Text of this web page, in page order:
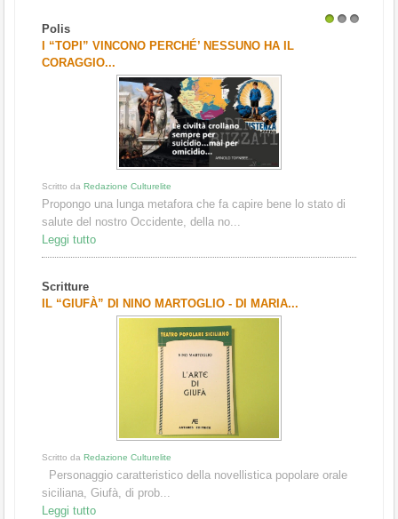
Polis
I “TOPI” VINCONO PERCHÉ’ NESSUNO HA IL
CORAGGIO...
Scritto da Redazione Culturelite
Propongo una lunga metafora che fa capire bene lo stato di
salute del nostro Occidente, della no...
Leggi tutto
Scritture
IL “GIUFÀ” DI NINO MARTOGLIO - DI MARIA...
Scritto da Redazione Culturelite
Personaggio caratteristico della novellistica popolare orale
siciliana, Giufà, di prob...
Leggi tutto